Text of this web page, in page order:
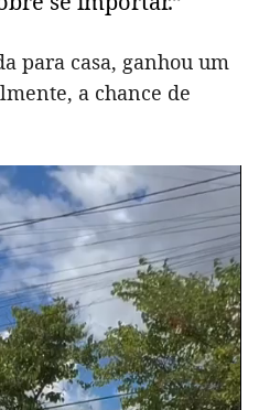
para casa, ganhou um
a chance de